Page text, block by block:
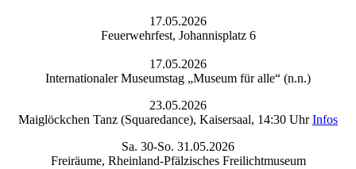
17.05.2026
Feuerwehrfest, Johannisplatz 6
17.05.2026
Internationaler Museumstag „Museum für alle“ (n.n.)
23.05.2026
Maiglöckchen Tanz (Squaredance), Kaisersaal, 14:30 UhrInfos
Sa. 30-So. 31.05.2026
Freiräume, Rheinland-Pfälzisches Freilichtmuseum